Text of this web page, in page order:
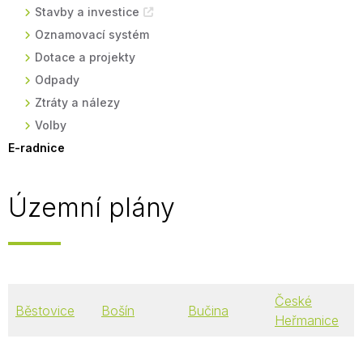
Stavby a investice
Oznamovací systém
Dotace a projekty
Odpady
Ztráty a nálezy
Volby
E-radnice
Územní plány
Běstovice Bošín Bučina
České
Heřmanice